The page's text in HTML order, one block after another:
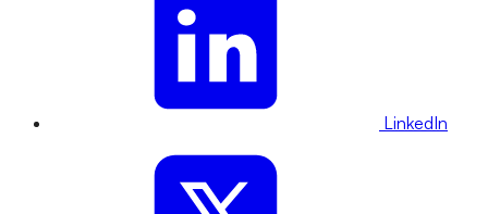
LinkedIn